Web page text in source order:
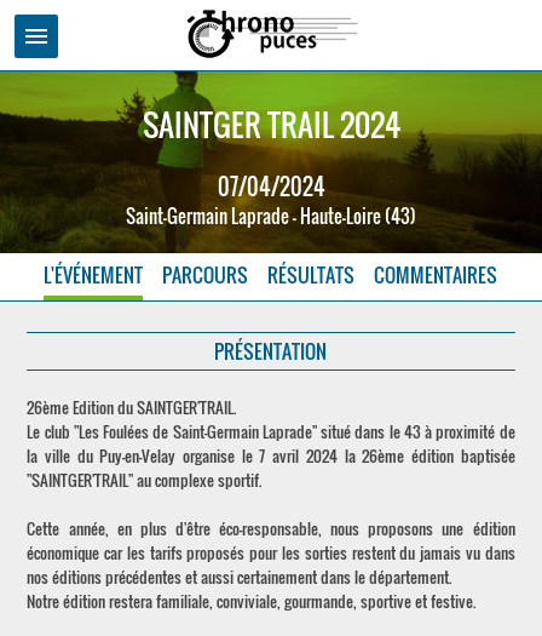
menu
SAINTGER TRAIL 2024
07/04/2024
Saint-Germain Laprade - Haute-Loire (43)
L'ÉVÉNEMENT PARCOURS RÉSULTATS COMMENTAIRES
PRÉSENTATION
26ème Edition du SAINTGER'TRAIL.
Le club "Les Foulées de Saint-Germain Laprade" situé dans le 43 à proximité de
la ville du Puy-en-Velay organise le 7 avril 2024 la 26ème édition baptisée
"SAINTGER'TRAIL" au complexe sportif.
Cette année, en plus d'être éco-responsable, nous proposons une édition
économique car les tarifs proposés pour les sorties restent du jamais vu dans
nos éditions précédentes et aussi certainement dans le département.
Notre édition restera familiale, conviviale, gourmande, sportive et festive.